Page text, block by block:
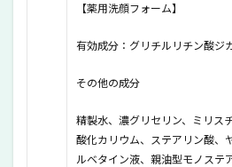
洗顔フォ
用化粧水
KADASON
CARE薬用
【薬用洗顔フォーム】
有効成分： グリチルリチン酸ジ
その他の成分
精製水、濃グリセリン、ミリス
酸化カリウム、ステアリン酸、
ルベタイン液、親油型モノステ